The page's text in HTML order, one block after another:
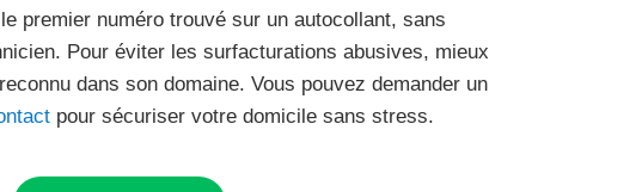
premier numéro trouvé sur un autocollant, sans
Pour éviter les surfacturations abusives, mieux
dans son domaine. Vous pouvez demander un
pour sécuriser votre domicile sans stress.